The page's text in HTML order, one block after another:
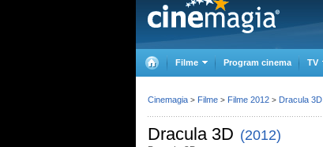
Filme Program cinema TV
Dracula 3D (2012)
Cinemagia > Filme > Filme 2012 > Dracula 3D